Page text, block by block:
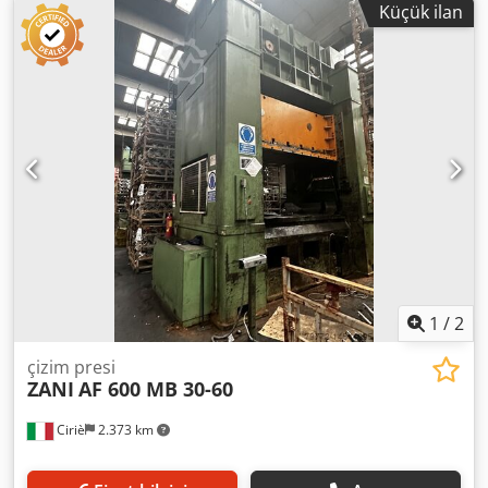
kaydı: 150 mm. Dakikada vuruş sayısı: 20 c/dak. Strok: 500
mm. PMI'da kalıp boşluğu: 1.118 mm. Ana motor gücü: 30
kw Hidrolik güvenlik: mevcut Ağırlık: 82 ton.
Küçük ilan
1 /2
Ciriè 2.373 km
çizim presi
ZANI AF 600 MB 30-60